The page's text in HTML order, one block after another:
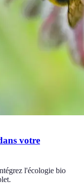
votre
l'écologie bio